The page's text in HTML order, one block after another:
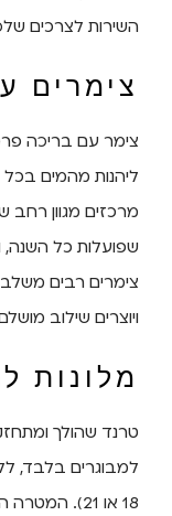
השירות לצרכים
צימרים
צימר עם בריכה
ליהנות מהמים
מרכזים מגוון רחב
שפועלות כל השנה,
צימרים רבים
ויוצרים שילוב
מלונות
טרנד שהולך
18 או 21).